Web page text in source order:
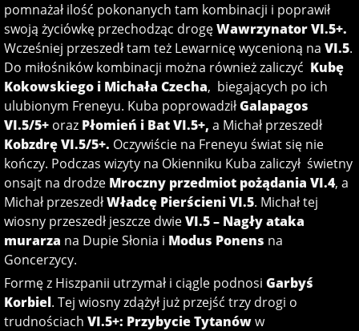
pomnażał ilość pokonanych tam kombinacji i poprawił
swoją życiówkę przechodząc drogęWawrzynator VI.5+.
Wcześniej przeszedł tam też Lewarnicę wycenioną na VI.5.
Do miłośników kombinacji można również zaliczyć Kubę
Kokowskiego i Michała Czecha, biegających po ich
ulubionym Freneyu. Kuba poprowadziłGalapagos
VI.5/5+ oraz Płomień i Bat VI.5+, a Michał przeszedł
Kobzdrę VI.5/5+. Oczywiście na Freneyu świat się nie
kończy. Podczas wizyty na Okienniku Kuba zaliczył świetny
onsajt na drodze Mroczny przedmiot pożądania VI.4, a
Michał przeszedłWładcę Pierścieni VI.5. Michał tej
wiosny przeszedł jeszcze dwieVI.5 – Nagły ataka
murarza na Dupie Słonia i Modus Ponens na
Goncerzycy.
Formę z Hiszpanii utrzymał i ciągle podnosi Garbyś
Korbiel. Tej wiosny zdążył już przejść trzy drogi o
trudnościach VI.5+: Przybycie Tytanóww